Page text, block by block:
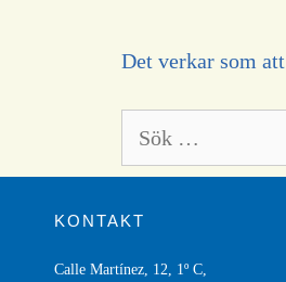
Det verkar som
KONTAKT
Calle Martínez, 12, 1º C,